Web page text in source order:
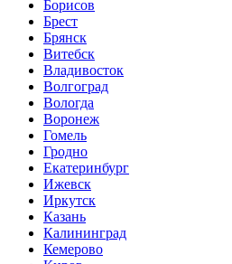
Борисов
Брест
Брянск
Витебск
Владивосток
Волгоград
Вологда
Воронеж
Гомель
Гродно
Екатеринбург
Ижевск
Иркутск
Казань
Калининград
Кемерово